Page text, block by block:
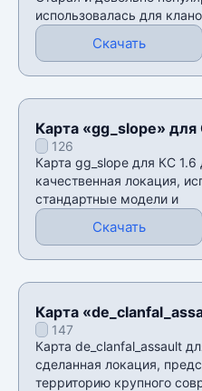
использовалась для
Скачать
Карта «gg_slope» для
126
Карта gg_slope для КС 1.6
качественная локация,
стандартные модели и
Скачать
Карта
147
Карта de_clanfal_assault
сделанная локация,
территорию крупного